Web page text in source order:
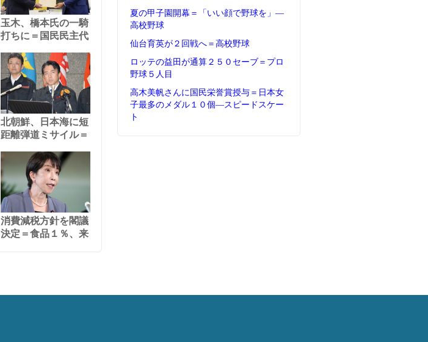
玉木、橋本氏の一騎
打ちに＝国民民主代
北朝鮮、日本海に短
距離弾道ミサイル＝
消費減税方針を閣議
決定＝食品１％、来
夏の甲子園開幕＝「いい顔で野球を」―
高校野球
仙台育英が２回戦へ＝高校野球
ロッテの益田が通算２５０セーブ＝プロ
野球５人目
高木美帆さんに国民栄誉賞授与＝日本女
子最多のメダル１０個―スピードスケー
ト